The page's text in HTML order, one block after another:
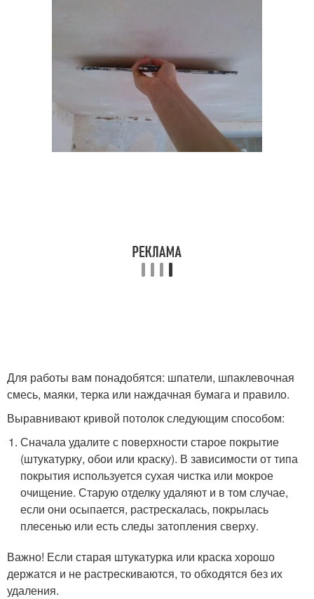
Для работы вам понадобятся: шпатели, шпаклевочная
смесь, маяки, терка или наждачная бумага и правило.
Выравнивают кривой потолок следующим способом:
Сначала удалите с поверхности старое покрытие
(штукатурку, обои или краску). В зависимости от типа
покрытия используется сухая чистка или мокрое
очищение. Старую отделку удаляют и в том случае,
если они осыпается, растрескалась, покрылась
плесенью или есть следы затопления сверху.
Важно! Если старая штукатурка или краска хорошо
держатся и не растрескиваются, то обходятся без их
удаления.